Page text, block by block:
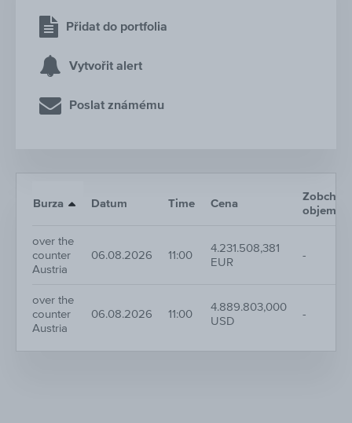
Přidat do portfolia
Vytvořit alert
Poslat známému
Burza Datum Time Cena
objem
over the
counter
Austria
06.08.2026 11:00
4.231.508,381
EUR
-
over the
counter
Austria
06.08.2026 11:00
4.889.803,000
USD
-